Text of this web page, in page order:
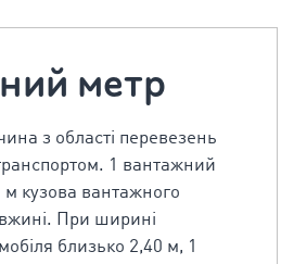
метр
з області перевезень
1 вантажний
м кузова вантажного
При ширині
близько 2,40 м, 1